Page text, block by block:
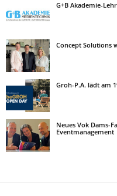
G+B Akademie-
Concept Solutions
Groh-P.A. lädt am
Neues Vok Dams-
Eventmanagement